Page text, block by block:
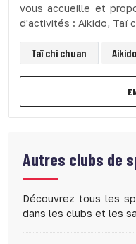
vous accueille et
d'activités : Aikido, Taï
Taï chi chuan Aikido
Autres clubs de
Découvrez tous les
dans les clubs et les